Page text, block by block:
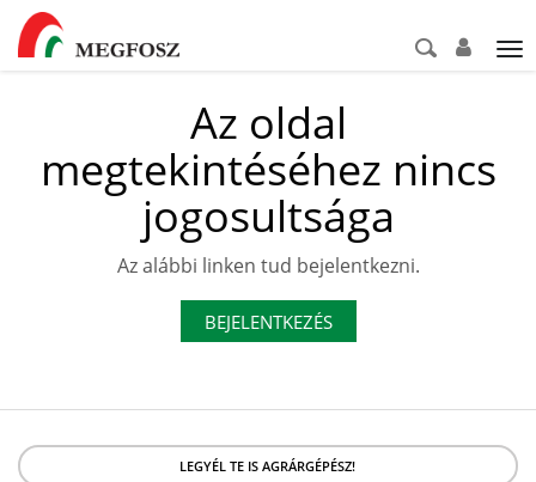
Az oldal
megtekintéséhez nincs
jogosultsága
Az alábbi linken tud bejelentkezni.
BEJELENTKEZÉS
LEGYÉL TE IS AGRÁRGÉPÉSZ!